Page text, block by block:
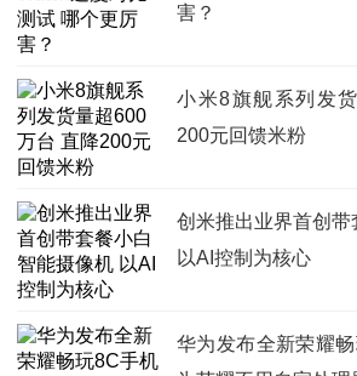
害？
小米8旗舰系列发
200元回馈米粉
创米推出业界首创
以AI控制为核心
华为发布全新荣耀